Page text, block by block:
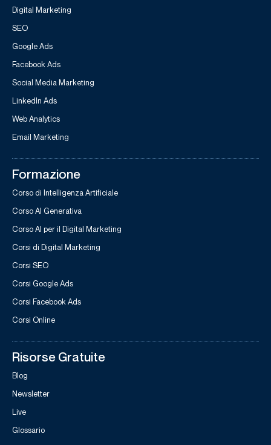
Digital Marketing
SEO
Google Ads
Facebook Ads
Social Media Marketing
LinkedIn Ads
Web Analytics
Email Marketing
Formazione
Corso di Intelligenza Artificiale
Corso AI Generativa
Corso AI per il Digital Marketing
Corsi di Digital Marketing
Corsi SEO
Corsi Google Ads
Corsi Facebook Ads
Corsi Online
Risorse Gratuite
Blog
Newsletter
Live
Glossario